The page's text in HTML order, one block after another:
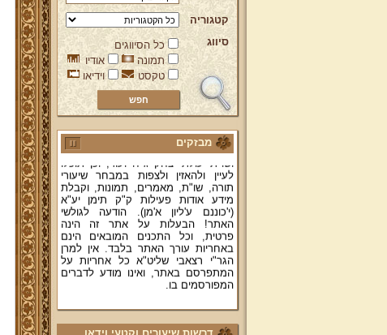
קטגוריה
סיווג
כל הסיווגים
תמונה
אודיו
טקסט
וידיאו
מבזקים
ברוכים הבאים לאתר מהרי"ץ
יד מהרי"ץ - פורטל תורני למורשת יהדות
תימן, האתר הרשמי להנצחת מורשתו
של גאון רבני תימן ותפארתם מהרי"ץ
זצוק"ל. באתר תמצאו גם תכנים תורניים
והלכתיים רבים של מרן הגאון הרב יצחק
רצאבי שליט"א - פוסק עדת תימן,
מחבר ספרי שלחן ערוך המקוצר ח"ח
ושו"ת עולת יצחק ג"ח ועוד, וכן תוכלו
לעיין ולהאזין ולצפות במבחר שיעורי
תורה, שו"ת, מאמרים, תמונות, וקבלת
מידע אודות פעילות ק"ק תימן יע"א
(י'כוננם ע'ליון א'מן). הודעה לגולשי
האתר! הבעלות על אתר זה הינה
פרטית, וכל התכנים המובאים הינם
באחריות עורך האתר בלבד. אין למרן
הגר"י רצאבי שליט"א כל אחריות על
המתפרסם באתר, ואינו מודע לדברים
המפורסמים בו.
פניה נרגשת אל אחינו בני עדת תימן